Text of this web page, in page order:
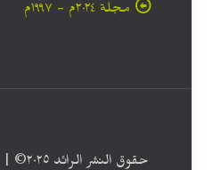
مجلة ۲۰۲٤م - ۱۹۹۷م